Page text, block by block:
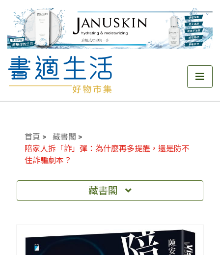
首頁
藏書閣
陪家人拆「詐」彈：為什麼再多提醒，還是防不
住詐騙劇本？
藏書閣